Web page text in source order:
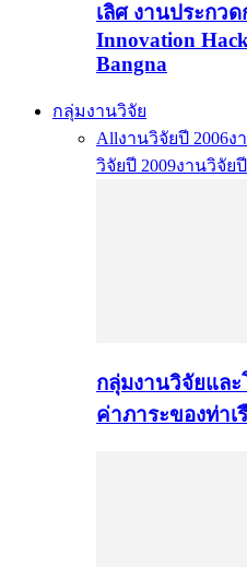
เลิศ งานประกว
Innovation
Bangna
กลุ่มงานวิจัย
Allงานวิจัยปี 2006ง
วิจัยปี 2009งานวิจัย
กลุ่มงานวิจัยและ
ค่าภาระของท่าเ